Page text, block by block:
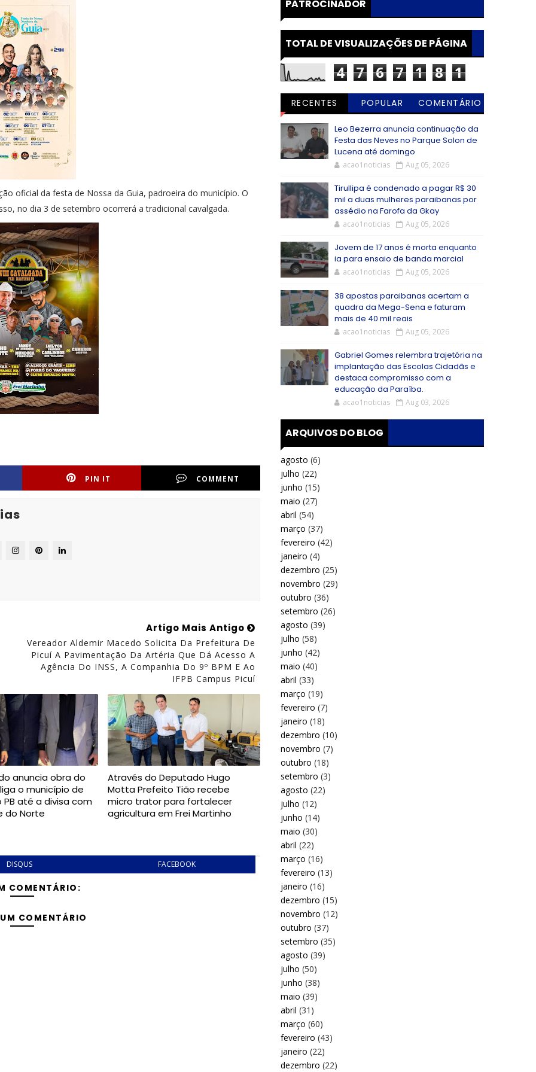
oficial da festa de Nossa da Guia, padroeira do município. O
no dia 3 de setembro ocorrerá a tradicional cavalgada.
PIN IT COMMENT
Artigo Mais Antigo
Vereador Aldemir Macedo Solicita Da Prefeitura De
Picuí A Pavimentação Da Artéria Que Dá Acesso A
Agência Do INSS, A Companhia Do 9º BPM E Ao
IFPB Campus Picuí
anuncia obra do
o município de
PB até a divisa com
do Norte
Através do Deputado Hugo
Motta Prefeito Tião recebe
micro trator para fortalecer
agricultura em Frei Martinho
DISQUS FACEBOOK
COMENTÁRIO:
COMENTÁRIO
PATROCINADOR
TOTAL DE VISUALIZAÇÕES DE PÁGINA
4 7 6 7 1 8 1
RECENTES POPULAR
COMENTÁRIO
Leo Bezerra anuncia continuação da
Festa das Neves no Parque Solon de
Lucena até domingo
acao1noticias Aug 05, 2026
Tirullipa é condenado a pagar R$ 30
mil a duas mulheres paraibanas por
assédio na Farofa da Gkay
acao1noticias Aug 05, 2026
Jovem de 17 anos é morta enquanto
ia para ensaio de banda marcial
acao1noticias Aug 05, 2026
38 apostas paraibanas acertam a
quadra da Mega-Sena e faturam
mais de 40 mil reais
acao1noticias Aug 05, 2026
Gabriel Gomes relembra trajetória na
implantação das Escolas Cidadãs e
destaca compromisso com a
educação da Paraíba.
acao1noticias Aug 03, 2026
ARQUIVOS DO BLOG
agosto (6)
julho (22)
junho (15)
maio (27)
abril (54)
março (37)
fevereiro (42)
janeiro (4)
dezembro (25)
novembro (29)
outubro (36)
setembro (26)
agosto (39)
julho (58)
junho (42)
maio (40)
abril (33)
março (19)
fevereiro (7)
janeiro (18)
dezembro (10)
novembro (7)
outubro (18)
setembro (3)
agosto (22)
julho (12)
junho (14)
maio (30)
abril (22)
março (16)
fevereiro (13)
janeiro (16)
dezembro (15)
novembro (12)
outubro (37)
setembro (35)
agosto (39)
julho (50)
junho (38)
maio (39)
abril (31)
março (60)
fevereiro (43)
janeiro (22)
dezembro (22)